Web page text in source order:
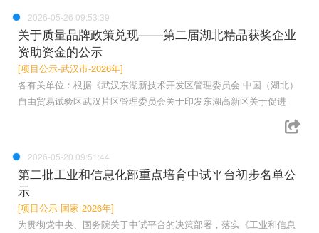
2026-05-26 09:53:39
关于质量品牌政策兑现——第二届湖北精品获奖企业
资助资金的公示
[项目公示-武汉市-2026年]
各有关单位：根据《武汉东湖新技术开发区管理委员会 中国（湖北）
自由贸易试验区武汉片区管理委员会关于印发东湖高新区关于促进
2026-05-20 09:51:44
第二批工业和信息化部重点培育中试平台初步名单公
示
[项目公示-国家-2026年]
为贯彻党中央、国务院关于中试平台的决策部署，落实《工业和信息